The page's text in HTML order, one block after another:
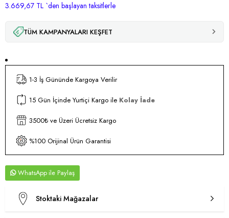
3.669,67 TL `den başlayan taksitlerle
TÜM KAMPANYALARI KEŞFET
1-3 İş Gününde Kargoya Verilir
15 Gün İçinde Yurtiçi Kargo ile Kolay İade
3500₺ ve Üzeri Ücretsiz Kargo
%100 Orijinal Ürün Garantisi
WhatsApp
Stoktaki Mağazalar